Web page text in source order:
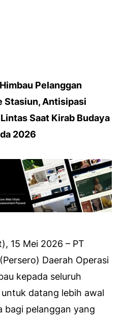
Pelanggan
Stasiun, Antisipasi
Saat Kirab Budaya
2026
15 Mei 2026 – PT
Daerah Operasi
kepada seluruh
datang lebih awal
bagi pelanggan yang